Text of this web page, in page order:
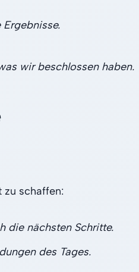
wir beschlossen haben.
zu schaffen:
die nächsten Schritte.
des Tages.